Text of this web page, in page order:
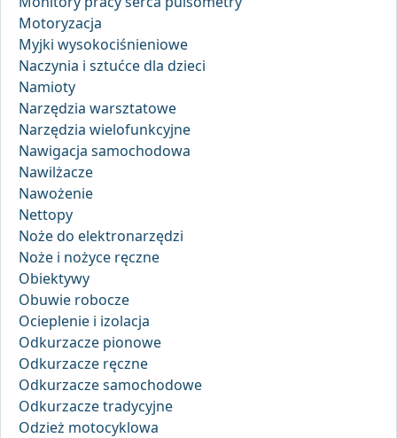
Motoryzacja
Myjki wysokociśnieniowe
Naczynia i sztućce dla dzieci
Namioty
Narzędzia warsztatowe
Narzędzia wielofunkcyjne
Nawigacja samochodowa
Nawilżacze
Nawożenie
Nettopy
Noże do elektronarzędzi
Noże i nożyce ręczne
Obiektywy
Obuwie robocze
Ocieplenie i izolacja
Odkurzacze pionowe
Odkurzacze ręczne
Odkurzacze samochodowe
Odkurzacze tradycyjne
Odzież motocyklowa